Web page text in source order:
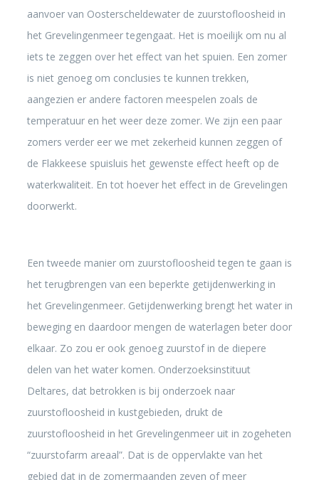
aanvoer van Oosterscheldewater de zuurstofloosheid in
het Grevelingenmeer tegengaat. Het is moeilijk om nu al
iets te zeggen over het effect van het spuien. Een zomer
is niet genoeg om conclusies te kunnen trekken,
aangezien er andere factoren meespelen zoals de
temperatuur en het weer deze zomer. We zijn een paar
zomers verder eer we met zekerheid kunnen zeggen of
de Flakkeese spuisluis het gewenste effect heeft op de
waterkwaliteit. En tot hoever het effect in de Grevelingen
doorwerkt.
Een tweede manier om zuurstofloosheid tegen te gaan is
het terugbrengen van een beperkte getijdenwerking in
het Grevelingenmeer. Getijdenwerking brengt het water in
beweging en daardoor mengen de waterlagen beter door
elkaar. Zo zou er ook genoeg zuurstof in de diepere
delen van het water komen. Onderzoeksinstituut
Deltares, dat betrokken is bij onderzoek naar
zuurstofloosheid in kustgebieden, drukt de
zuurstofloosheid in het Grevelingenmeer uit in zogeheten
“zuurstofarm areaal”. Dat is de oppervlakte van het
gebied dat in de zomermaanden zeven of meer